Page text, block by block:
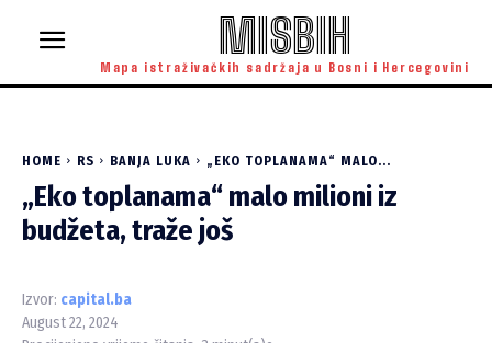
MISBIH
Mapa istraživačkih sadržaja u Bosni i Hercegovini
HOME RS BANJA LUKA „EKO TOPLANAMA“ MALO...
„Eko toplanama“ malo milioni iz
budžeta, traže još
Izvor: capital.ba
August 22, 2024